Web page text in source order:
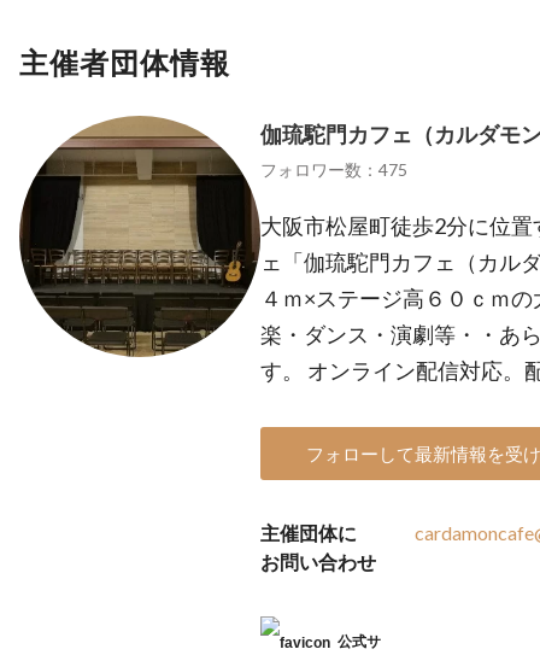
主催者団体情報
伽琉駝門カフェ（カルダモ
フォロワー数：475
大阪市松屋町徒歩2分に位
ェ「伽琉駝門カフェ（カル
４ｍ×ステージ高６０ｃｍ
楽・ダンス・演劇等・・あ
す。 オンライン配信対応。
フォローして最新情報を受
主催団体に
お問い合わせ
公式サ